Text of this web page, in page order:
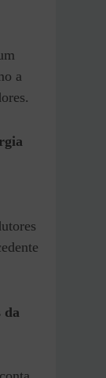
a
da